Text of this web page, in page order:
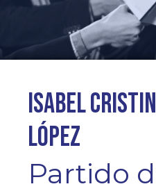
Isabel
López
Partido